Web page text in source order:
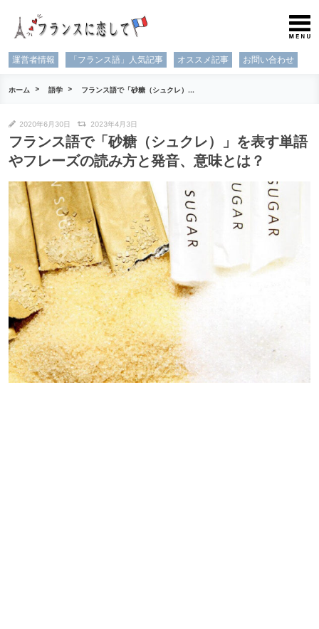
運営者情報 「フランス語」人気記事 オススメ記事 お問い合わせ
ホーム 語学 フランス語で「砂糖（シュクレ）...
2020年6月30日 2023年4月3日
フランス語で「砂糖（シュクレ）」を表す単語
やフレーズの読み方と発音、意味とは？